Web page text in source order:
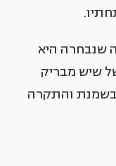
המאה ה-19 הרצפה שנבחרה היא
שיש מבריק
בשמנת והתקרה